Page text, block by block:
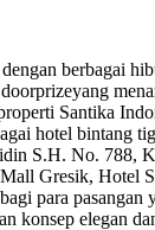
berbagai
Santika
hotel bintang
S.H. No. 788,
Gresik, Hotel
para pasangan
konsep elegan